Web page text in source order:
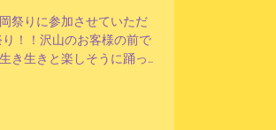
祭りに参加させていただ
！！沢山のお客様の前で
き生きと楽しそうに踊っ